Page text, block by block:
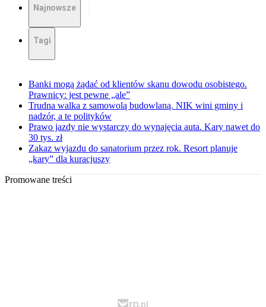
Najnowsze
Tagi
Banki mogą żądać od klientów skanu dowodu osobistego.
Prawnicy: jest pewne „ale”
Trudna walka z samowolą budowlaną. NIK wini gminy i
nadzór, a te polityków
Prawo jazdy nie wystarczy do wynajęcia auta. Kary nawet do
30 tys. zł
Zakaz wyjazdu do sanatorium przez rok. Resort planuje
„kary” dla kuracjuszy
Promowane treści